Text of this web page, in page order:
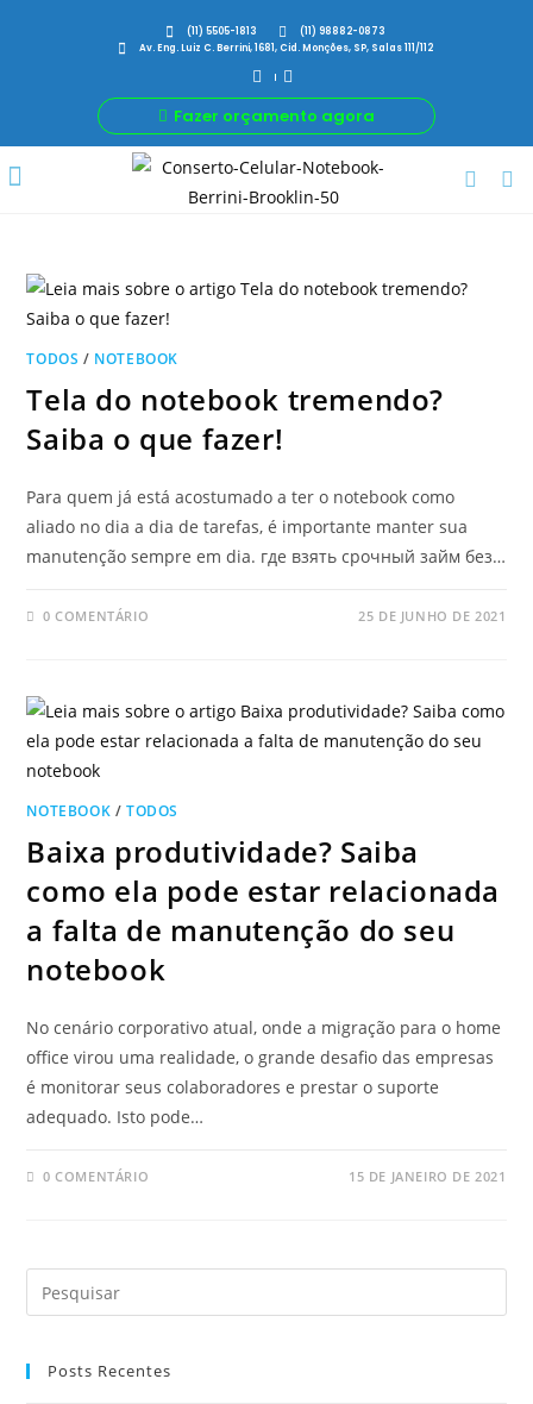
(11) 5505-1813
(11) 98882-0873
Av. Eng. Luiz C. Berrini, 1681, Cid. Monções, SP, Salas 111/112
Fazer orçamento agora
TODOS / NOTEBOOK
Tela do notebook tremendo?
Saiba o que fazer!
Para quem já está acostumado a ter o notebook como
aliado no dia a dia de tarefas, é importante manter sua
manutenção sempre em dia. где взять срочный займ без…
0 COMENTÁRIO 25 DE JUNHO DE 2021
NOTEBOOK /TODOS
Baixa produtividade? Saiba
como ela pode estar relacionada
a falta de manutenção do seu
notebook
No cenário corporativo atual, onde a migração para o home
office virou uma realidade, o grande desafio das empresas
é monitorar seus colaboradores e prestar o suporte
adequado. Isto pode…
0 COMENTÁRIO 15 DE JANEIRO DE 2021
Posts Recentes